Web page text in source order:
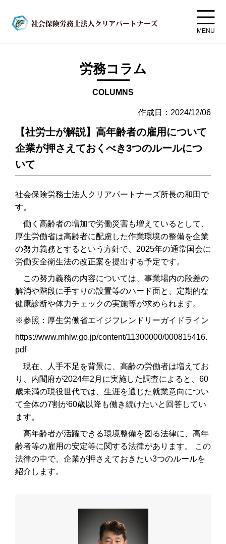
MENU
労務コラム
COLUMNS
作成日：2024/12/06
【社労士が解説】高年齢者の雇用について
企業が押さえておくべき3つのルールにつ
いて
社会保険労務士法人クリアパートナーズ所長の和田で
す。
働く高齢者の増加で労働災害も増えているとして、
厚生労働省は高齢者に配慮した作業環境の整備を企業
の努力義務とするという方針で、2025年の通常国会に
労働安全衛生法の改正案を提出する予定です。
この努力義務の内容については、事業場内の段差の
解消や階段に手すりの設置等のハード面と、定期的な
健康診断や体力チェックの実施等が求められます。
※参照：厚生労働省エイジフレンドリーガイドライン
https://www.mhlw.go.jp/content/11300000/000815416.
pdf
現在、人手不足を背景に、高齢の労働者は増えてお
り、内閣府が2024年2月に実施した調査によると、60
歳未満の現役世代では、生涯を通じた就業意向につい
て全体の7割が60歳以降も働き続けたいと回答してい
ます。
⾼年齢者が活躍できる環境整備を図る法律に、⾼年
齢者等の雇⽤の安定等に関する法律があります。 この
法律の中で、企業が押さえておきたい3つのルールを
紹介します。